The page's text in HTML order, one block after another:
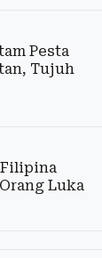
Pesta
Tujuh
Filipina
Luka